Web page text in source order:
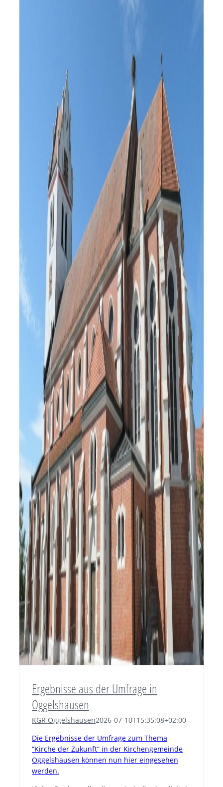
Ergebnisse aus der Umfrage in
Oggelshausen
KGR Oggelshausen2026-07-10T15:35:08+02:00
Die Ergebnisse der Umfrage zum Thema
“Kirche der Zukunft” in der Kirchengemeinde
Oggelshausen können nun hier eingesehen
werden.